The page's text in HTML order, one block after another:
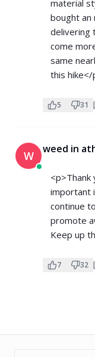
material
bought an
delivering
come
same
this hike</
5 31
W weed in
<p>Thank
important
continue
promote
Keep up
7 32